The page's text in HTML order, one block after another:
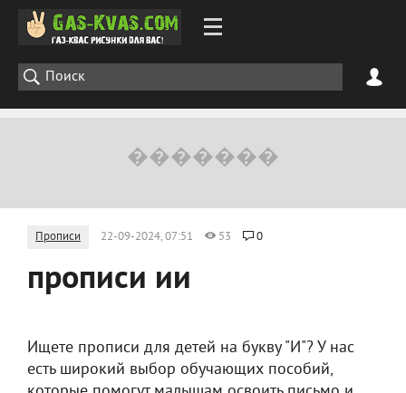
Прописи 22-09-2024, 07:51 53 0
прописи ии
Ищете прописи для детей на букву "И"? У нас
есть широкий выбор обучающих пособий,